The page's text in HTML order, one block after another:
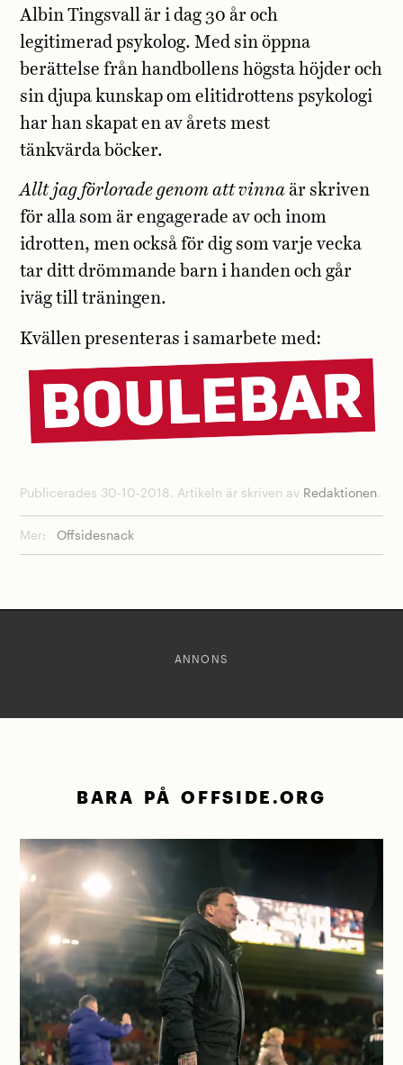
Albin Tingsvall är i dag 30 år och
legitimerad psykolog. Med sin öppna
berättelse från handbollens högsta höjder och
sin djupa kunskap om elitidrottens psykologi
har han skapat en av årets mest
tänkvärda böcker.
Allt jag förlorade genom att vinna är skriven
för alla som är engagerade av och inom
idrotten, men också för dig som varje vecka
tar ditt drömmande barn i handen och går
iväg till träningen.
Kvällen presenteras i samarbete med:
Publicerades 30-10-2018. Artikeln är skriven av Redaktionen.
Mer: Offsidesnack
ANNONS
BARA PÅ OFFSIDE.ORG